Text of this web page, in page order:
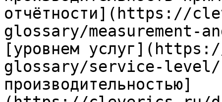
отчётности](https://
glossary/measurement-
[уровнем
glossary/service-level/
производительностью]